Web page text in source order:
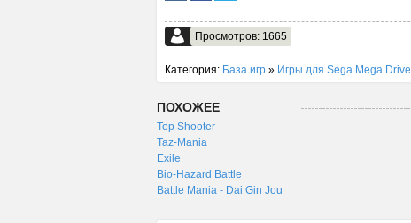
Просмотров: 1665
Категория: База игр » Игры для Sega Mega Drive
ПОХОЖЕЕ
Top Shooter
Taz-Mania
Exile
Bio-Hazard Battle
Battle Mania - Dai Gin Jou